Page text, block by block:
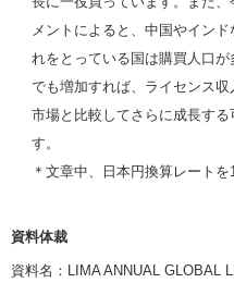
メントによると、中国やイン
れをとっている国は購買人口
でも増加すれば、ライセンス
市場と比較してさらに成長す
す。
＊文章中、日本円換算レート
資料体裁
資料名：LIMA ANNUAL GLOBAL